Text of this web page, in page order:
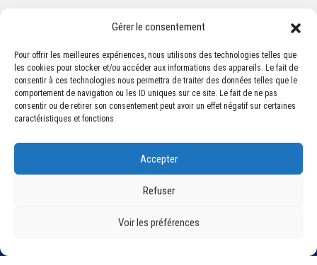
Gérer le consentement
Pour offrir les meilleures expériences, nous utilisons des technologies telles que
les cookies pour stocker et/ou accéder aux informations des appareils. Le fait de
consentir à ces technologies nous permettra de traiter des données telles que le
comportement de navigation ou les ID uniques sur ce site. Le fait de ne pas
consentir ou de retirer son consentement peut avoir un effet négatif sur certaines
caractéristiques et fonctions.
Accepter
Refuser
Voir les préférences
Association Sportive Montferrandaise
84, boulevard Léon Jouhaux
CS 80221 - 63021 Clermont-Ferrand Cedex 2
accueil@asm-omnisports.com